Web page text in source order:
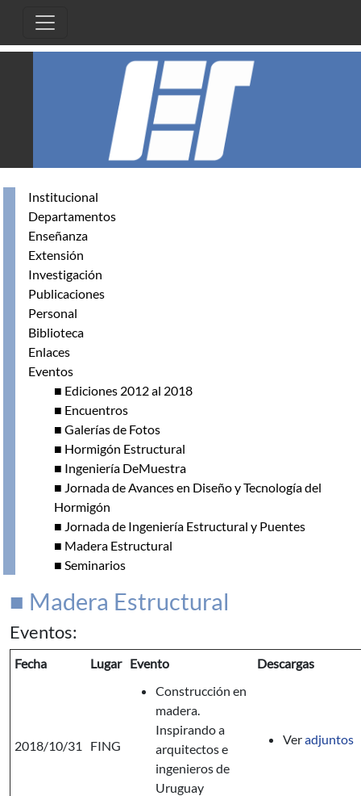
Institucional
Departamentos
Enseñanza
Extensión
Investigación
Publicaciones
Personal
Biblioteca
Enlaces
Eventos
■ Ediciones 2012 al 2018
■ Encuentros
■ Galerías de Fotos
■ Hormigón Estructural
■ Ingeniería DeMuestra
■ Jornada de Avances en Diseño y Tecnología del
Hormigón
■ Jornada de Ingeniería Estructural y Puentes
■ Madera Estructural
■ Seminarios
■ Madera Estructural
Eventos:
Fecha Lugar Evento Descargas
2018/10/31 FING
Construcción en
madera.
Inspirando a
arquitectos e
ingenieros de
Uruguay
Veradjuntos